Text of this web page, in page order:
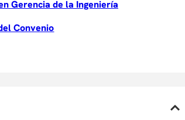
Gerencia de la Ingeniería
Convenio